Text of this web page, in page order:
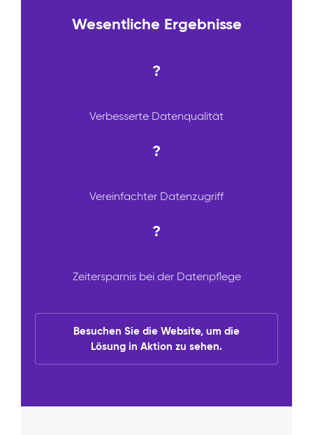
Wesentliche Ergebnisse
?
Verbesserte Datenqualität
?
Vereinfachter Datenzugriff
?
Zeitersparnis bei der Datenpflege
Besuchen Sie die Website, um die
Lösung in Aktion zu sehen.